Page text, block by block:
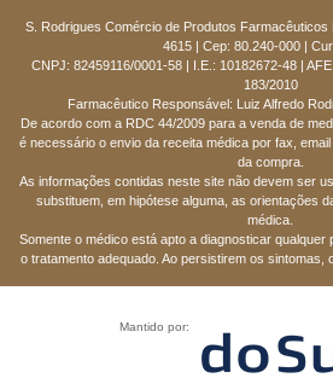
S. Rodrigues Comércio de Produtos Farmacêuticos
4615 | Cep: 80.240-000 |
CNPJ: 82459116/0001-58 | I.E.: 10182672-48 |
183/2010
Farmacêutico Responsável: Luiz Alfredo
De acordo com a RDC 44/2009 para a venda de
é necessário o envio da receita médica por fax,
da compra.
As informações contidas neste site não devem ser
substituem, em hipótese alguma, as orientações
médica.
Somente o médico está apto a diagnosticar
o tratamento adequado. Ao persistirem os sintomas,
Mantido por: